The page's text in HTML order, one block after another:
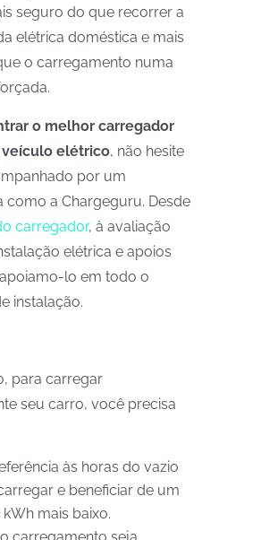
seguro do que recorrer a
elétrica doméstica e mais
o carregamento numa
o melhor carregador
veículo elétrico, não hesite
por um
como a Chargeguru. Desde
carregador, à avaliação
elétrica e apoios
lo em todo o
instalação.
para carregar
seu carro, você precisa
às horas do vazio
e beneficiar de um
mais baixo.